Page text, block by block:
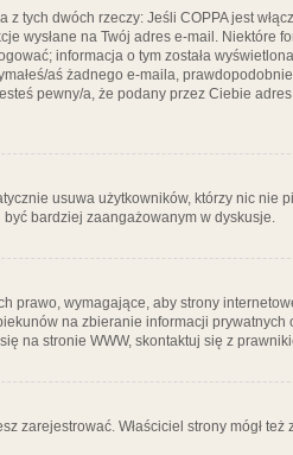
tych dwóch rzeczy: Jeśli COPPA jest
wysłane na Twój adres e-mail. Niektóre
informacja o tym została
aś żadnego e-maila,
pewny/a, że podany przez Ciebie
usuwa użytkowników, którzy nic nie
bardziej zaangażowanym w dyskusje.
prawo, wymagające, aby strony
na zbieranie informacji prywatnych
na stronie WWW, skontaktuj się z
zarejestrować. Właściciel strony mógł też